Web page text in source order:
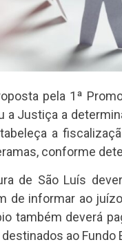
pela 1ª
a Justiça a
a
conforme
de São Luís
de informar ao
também deverá
ao Fundo